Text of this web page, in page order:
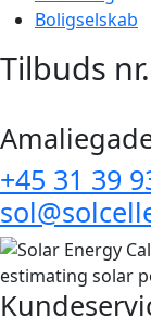
Boligselskab
Tilbuds
+45 31 39